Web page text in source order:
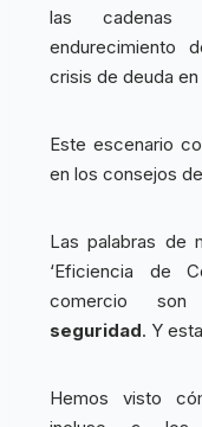
las cadenas
endurecimiento
crisis de deuda
Este escenario
en los consejos
Las palabras de
‘Eficiencia de
comercio
seguridad. Y
Hemos visto